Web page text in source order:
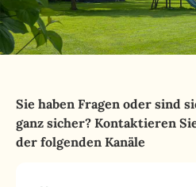
Sie haben Fragen oder sind
ganz sicher? Kontaktieren
der folgenden Kanäle